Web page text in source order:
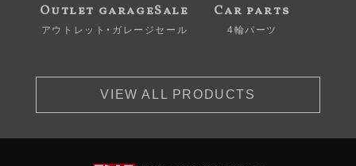
Outlet garageSale
アウトレット・ガレージセール
Car parts
4輪パーツ
VIEW ALL PRODUCTS